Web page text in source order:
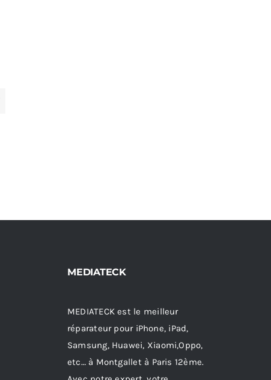
MEDIATECK
MEDIATECK est le meilleur
réparateur pour iPhone, iPad,
Samsung, Huawei, Xiaomi,Oppo,
etc… à Montgallet à Paris 12ème.